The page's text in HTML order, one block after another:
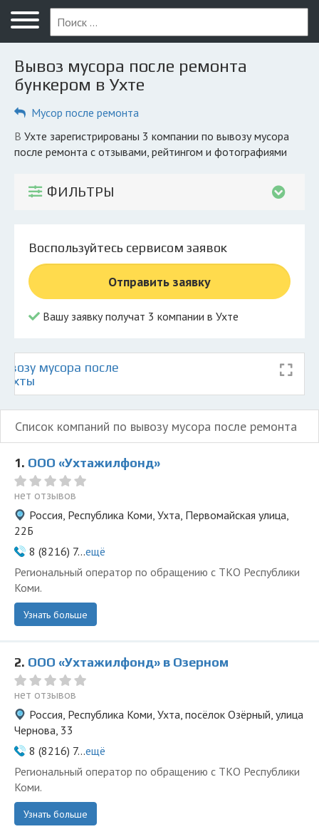
Меню
Главная
Вопрос юристу
Вывоз
Рег. операторы
Личный кабинет
© 2026 Все права защищены
Вывоз мусора после ремонта
бункером в Ухте
Мусор после ремонта
в Ухте зарегистрированы 3 компании по вывозу мусора
после ремонта с отзывами, рейтингом и фотографиями
ФИЛЬТРЫ
Воспользуйтесь сервисом заявок
Отправить заявку
Вашу заявку получат 3 компании в Ухте
мусора после
Ухты
Список компаний по вывозу мусора после ремонта
1. ООО «Ухтажилфонд»
нет отзывов
Россия, Республика Коми, Ухта, Первомайская улица,
22Б
8 (8216) 7...ещё
Региональный оператор по обращению с ТКО Республики
Коми.
Узнать больше
2. ООО «Ухтажилфонд» в Озерном
нет отзывов
Россия, Республика Коми, Ухта, посёлок Озёрный, улица
Чернова, 33
8 (8216) 7...ещё
Региональный оператор по обращению с ТКО Республики
Коми.
Узнать больше